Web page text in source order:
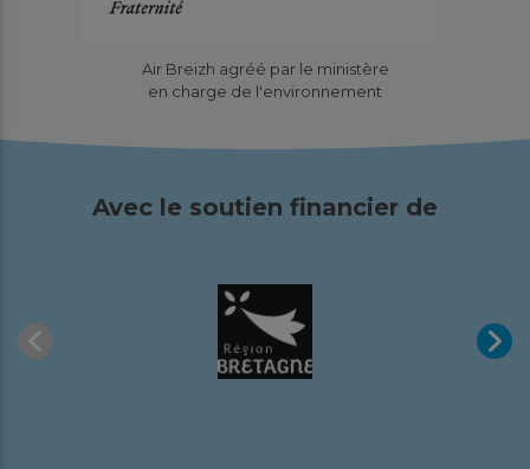
Air Breizh agréé par le ministère
en charge de l'environnement
Avec le soutien financier de